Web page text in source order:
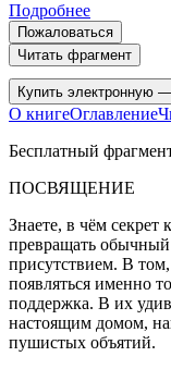
Подробнее
Пожаловаться
Читать фрагмент
Купить электронную
О книгеОглавление
Бесплатный
ПОСВЯЩЕНИЕ
Знаете, в чём секрет
превращать
присутствием. В
появляться именно
поддержка. В их
настоящим домом,
пушистых объятий.